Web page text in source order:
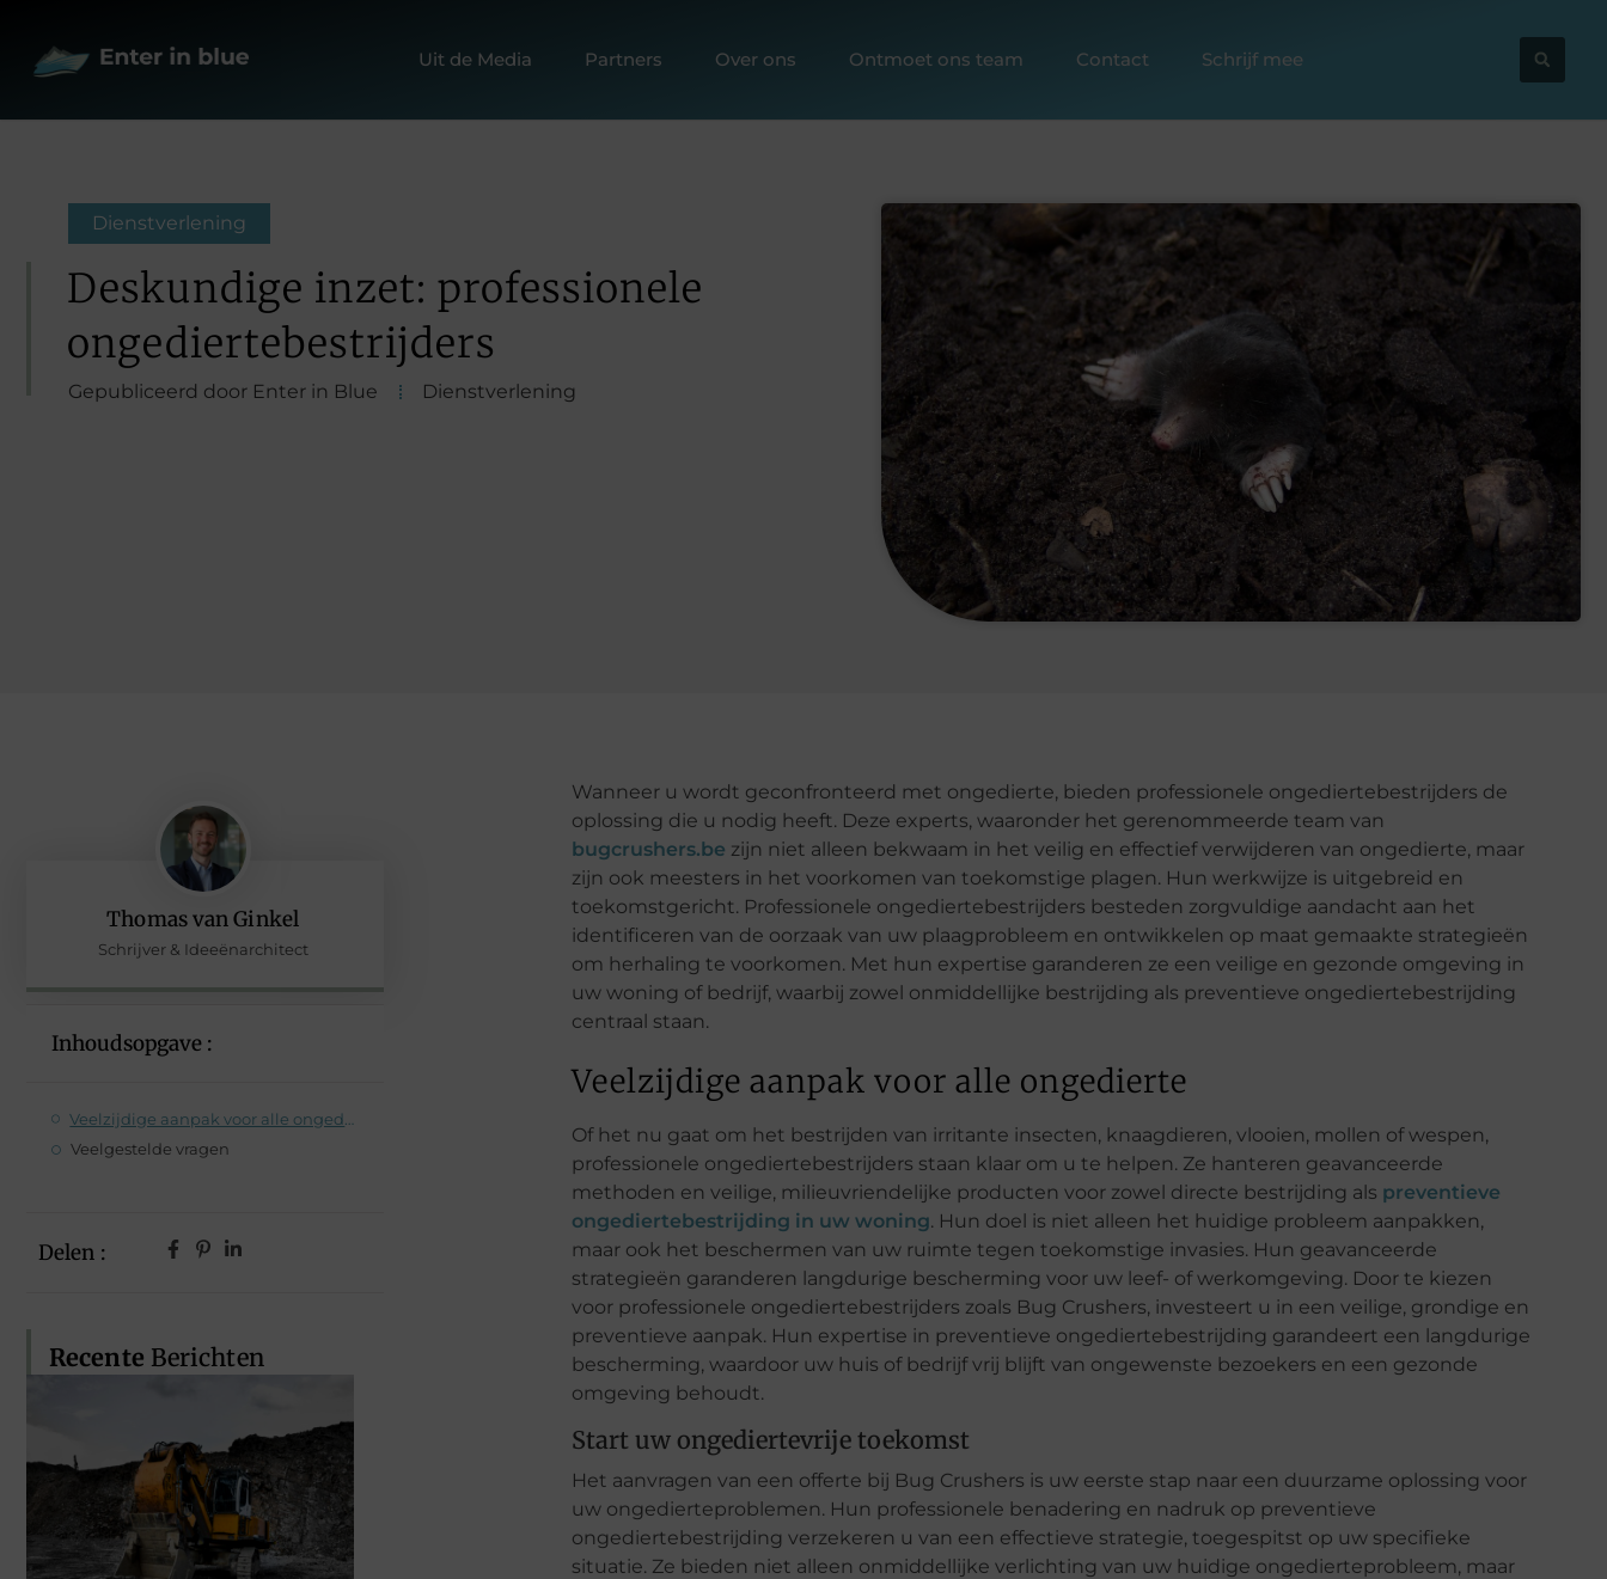
Uit de Media Partners Over ons Ontmoet ons team Contact Schrijf mee
Dienstverlening
Deskundige inzet: professionele
ongediertebestrijders
Gepubliceerd door Enter in Blue Dienstverlening
Thomas van Ginkel
Schrijver & Ideeënarchitect
Inhoudsopgave :
Veelgestelde vragen
Delen :
Recente Berichten
Wanneer u wordt geconfronteerd met ongedierte, bieden professionele ongediertebestrijders de
oplossing die u nodig heeft. Deze experts, waaronder het gerenommeerde team van
bugcrushers.be zijn niet alleen bekwaam in het veilig en effectief verwijderen van ongedierte, maar
zijn ook meesters in het voorkomen van toekomstige plagen. Hun werkwijze is uitgebreid en
toekomstgericht. Professionele ongediertebestrijders besteden zorgvuldige aandacht aan het
identificeren van de oorzaak van uw plaagprobleem en ontwikkelen op maat gemaakte strategieën
om herhaling te voorkomen. Met hun expertise garanderen ze een veilige en gezonde omgeving in
uw woning of bedrijf, waarbij zowel onmiddellijke bestrijding als preventieve ongediertebestrijding
centraal staan.
Veelzijdige aanpak voor alle ongedierte
Of het nu gaat om het bestrijden van irritante insecten, knaagdieren, vlooien, mollen of wespen,
professionele ongediertebestrijders staan klaar om u te helpen. Ze hanteren geavanceerde
methoden en veilige, milieuvriendelijke producten voor zowel directe bestrijding als preventieve
ongediertebestrijding in uw woning. Hun doel is niet alleen het huidige probleem aanpakken,
maar ook het beschermen van uw ruimte tegen toekomstige invasies. Hun geavanceerde
strategieën garanderen langdurige bescherming voor uw leef- of werkomgeving. Door te kiezen
voor professionele ongediertebestrijders zoals Bug Crushers, investeert u in een veilige, grondige en
preventieve aanpak. Hun expertise in preventieve ongediertebestrijding garandeert een langdurige
bescherming, waardoor uw huis of bedrijf vrij blijft van ongewenste bezoekers en een gezonde
omgeving behoudt.
Start uw ongediertevrije toekomst
Het aanvragen van een offerte bij Bug Crushers is uw eerste stap naar een duurzame oplossing voor
uw ongedierteproblemen. Hun professionele benadering en nadruk op preventieve
ongediertebestrijding verzekeren u van een effectieve strategie, toegespitst op uw specifieke
situatie. Ze bieden niet alleen onmiddellijke verlichting van uw huidige ongedierteprobleem, maar